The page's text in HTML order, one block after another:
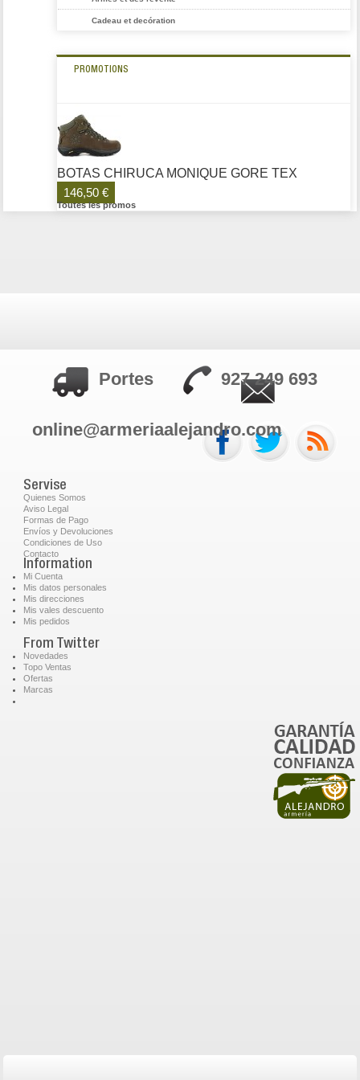
Cadeau et decóration
PROMOTIONS
BOTAS CHIRUCA MONIQUE GORE TEX
146,50 €
Toutes les promos
Portes 927 249 693
online@armeriaalejandro.com
Servise
Quienes Somos
Aviso Legal
Formas de Pago
Envíos y Devoluciones
Condiciones de Uso
Contacto
Information
Mi Cuenta
Mis datos personales
Mis direcciones
Mis vales descuento
Mis pedidos
From Twitter
Novedades
Topo Ventas
Ofertas
Marcas